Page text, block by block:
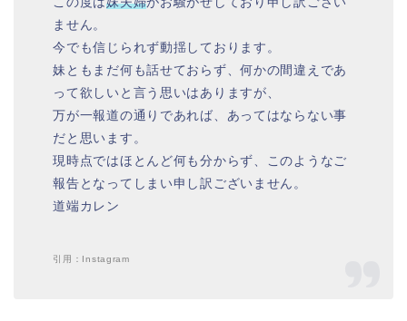
ません。
今でも信じられず動揺しております。
妹ともまだ何も話せておらず、何かの間違えであ
って欲しいと言う思いはありますが、
万が一報道の通りであれば、あってはならない事
だと思います。
現時点ではほとんど何も分からず、このようなご
報告となってしまい申し訳ございません。
道端カレン
引用：Instagram